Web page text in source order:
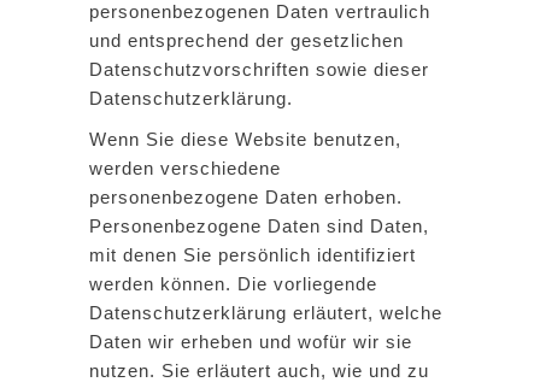
personenbezogenen Daten vertraulich
und entsprechend der gesetzlichen
Datenschutzvorschriften sowie dieser
Datenschutzerklärung.
Wenn Sie diese Website benutzen,
werden verschiedene
personenbezogene Daten erhoben.
Personenbezogene Daten sind Daten,
mit denen Sie persönlich identifiziert
werden können. Die vorliegende
Datenschutzerklärung erläutert, welche
Daten wir erheben und wofür wir sie
nutzen. Sie erläutert auch, wie und zu